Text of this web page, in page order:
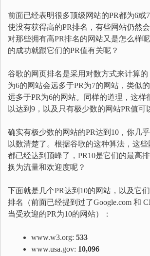
前面已经表明很多顶级网站的PR都为6或
使没有获得高的PR排名，有些网站仍然
对那些拥有高PR排名的网站又是怎么样
的成功就跟它们的PR值有关呢？
谷歌的网页排名是采用对数方式来计算的
为6的网站会远多于PR为7的网站，类似
远多于PR为6的网站。同样的道理，这样
以达到9，以及只有极少数的网站PR值可
确实有极少数的网站的PR达到10，你几
以数清楚了。根据谷歌的这种算法，这些
都已经达到顶峰了，PR10是它们的最高
换为流量和欢迎度呢？
下面就是几个PR达到10的网站，以及它
排名（前面已经提到过了Google.com 和
当受欢迎的PR为10的网站）：
www.w3.org: 533
www.usa.gov: 10,096